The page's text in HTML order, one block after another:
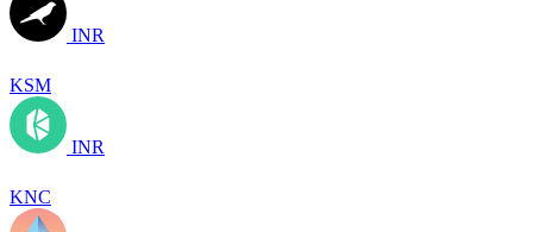
INR
KSM
INR
KNC